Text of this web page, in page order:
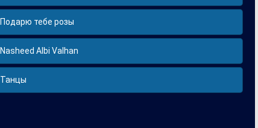
Подарю тебе розы
Nasheed Albi Valhan
Танцы